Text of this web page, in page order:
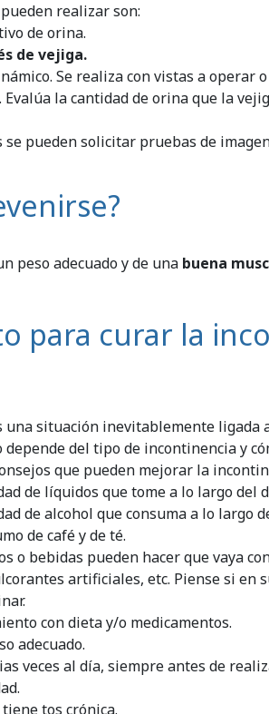
realizar son:
de orina.
de vejiga.
Se realiza con vistas a operar
la cantidad de orina que la
se pueden solicitar pruebas de
peso adecuado y de una buena
para curar la
una situación inevitablemente ligada
depende del tipo de incontinencia y
que pueden mejorar la
de líquidos que tome a lo largo del
de alcohol que consuma a lo largo
de café y de té.
o bebidas pueden hacer que vaya
artificiales, etc. Piense si en
con dieta y/o medicamentos.
adecuado.
veces al día, siempre antes de
tos crónica.